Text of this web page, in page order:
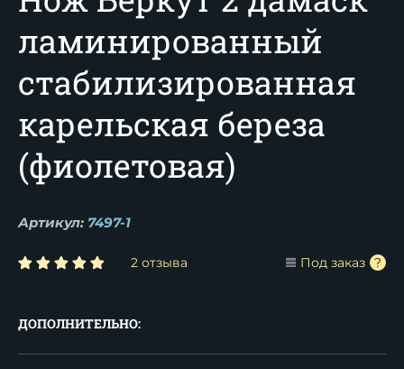
ламинированный
стабилизированная
карельская береза
(фиолетовая)
Артикул: 7497-1
2 отзыва Под заказ
ДОПОЛНИТЕЛЬНО: